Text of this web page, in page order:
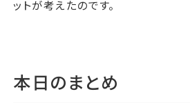
ットが考えたのです。
本日のまとめ